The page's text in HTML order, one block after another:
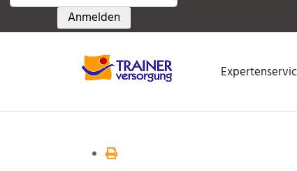
Type 2 or more characters for results.
Anmelden